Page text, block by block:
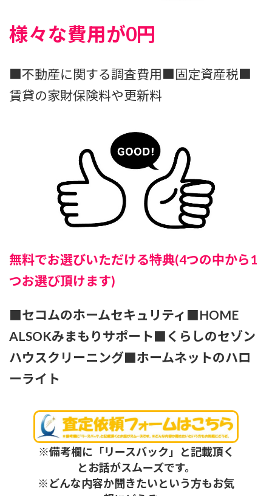
様々な費用が0円
■不動産に関する調査費用■固定資産税■
賃貸の家財保険料や更新料
無料でお選びいただける特典(4つの中から1
つお選び頂けます)
■セコムのホームセキュリティ■HOME
ALSOKみまもりサポート■くらしのセゾン
ハウスクリーニング■ホームネットのハロ
ーライト
※備考欄に「リースバック」と記載頂く
とお話がスムーズです。
※どんな内容か聞きたいという方もお気